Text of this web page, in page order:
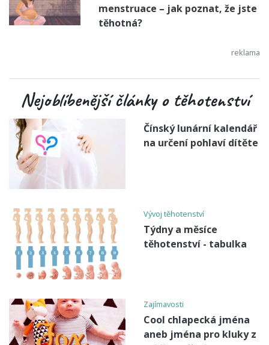
menstruace – jak poznat, že jste
těhotná?
Nejoblíbenější články o těhotenství
Čínský lunární kalendář
na určení pohlaví dítěte
Vývoj těhotenství
Týdny a měsíce
těhotenství - tabulka
Zajímavosti
Cool chlapecká jména
aneb jména pro kluky z